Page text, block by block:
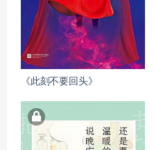
《此刻不要回头》